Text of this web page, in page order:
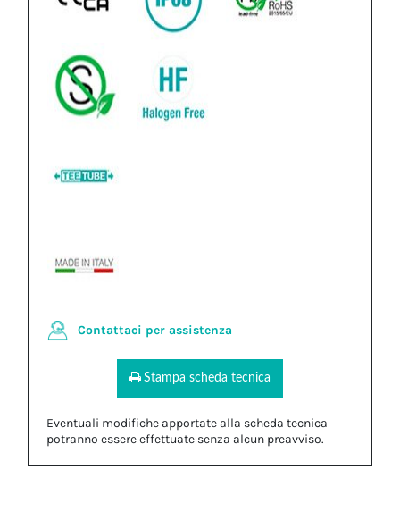
Contattaci per assistenza
Stampa scheda tecnica
Eventuali modifiche apportate alla scheda tecnica
potranno essere effettuate senza alcun preavviso.